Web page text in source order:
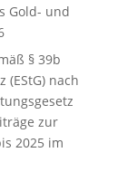
Gold- und
§ 39b
(EStG) nach
zur
2025 im